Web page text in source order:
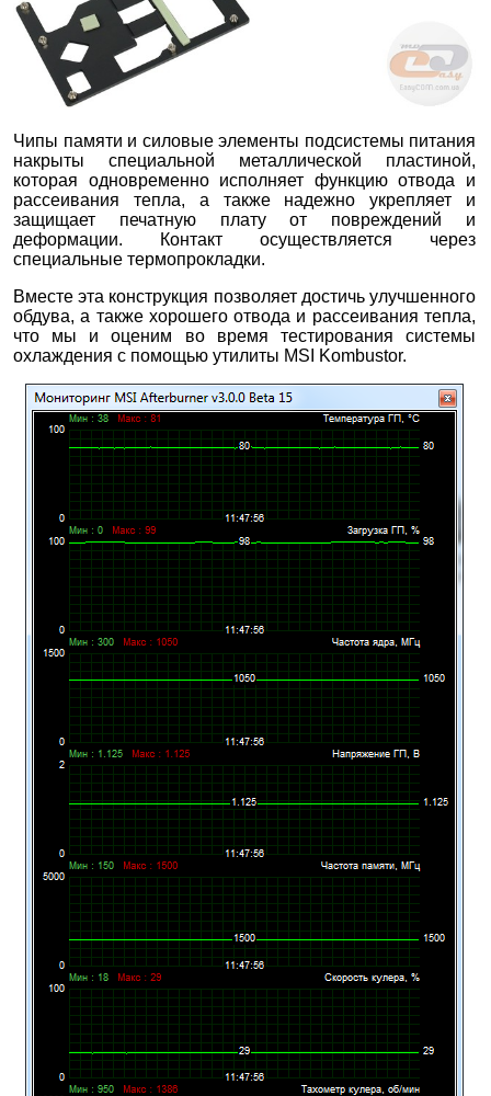
Чипы памяти и силовые элементы подсистемы питания
накрыты специальной металлической пластиной,
которая одновременно исполняет функцию отвода и
рассеивания тепла, а также надежно укрепляет и
защищает печатную плату от повреждений и
деформации. Контакт осуществляется через
специальные термопрокладки.
Вместе эта конструкция позволяет достичь улучшенного
обдува, а также хорошего отвода и рассеивания тепла,
что мы и оценим во время тестирования системы
охлаждения с помощью утилиты MSI Kombustor.